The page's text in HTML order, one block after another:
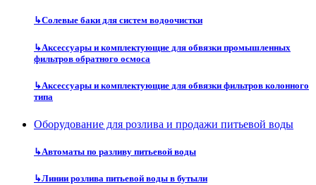
↳Солевые баки для систем водоочистки
↳Аксессуары и комплектующие для обвязки промышленных
фильтров обратного осмоса
↳Аксессуары и комплектующие для обвязки фильтров колонного
типа
Оборудование для розлива и продажи питьевой воды
↳Автоматы по разливу питьевой воды
↳Линии розлива питьевой воды в бутыли